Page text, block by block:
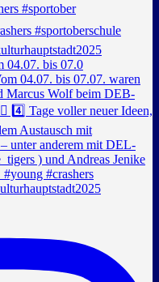
#sportober
04.07. bis 07.0